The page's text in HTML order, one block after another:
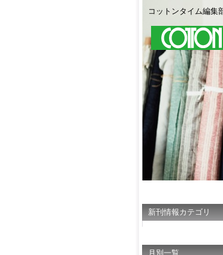
コットンタイム編集
新刊情報カテゴリ
月別一覧